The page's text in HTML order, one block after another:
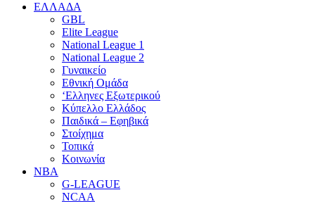
EΛΛΑΔΑ
GBL
Elite League
National League 1
National League 2
Γυναικείο
Εθνική Ομάδα
‘Ελληνες Εξωτερικού
Κύπελλο Ελλάδος
Παιδικά – Εφηβικά
Στοίχημα
Τοπικά
Κοινωνία
NBA
G-LEAGUE
NCAA